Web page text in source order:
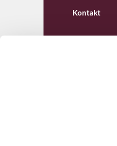
Kontakt